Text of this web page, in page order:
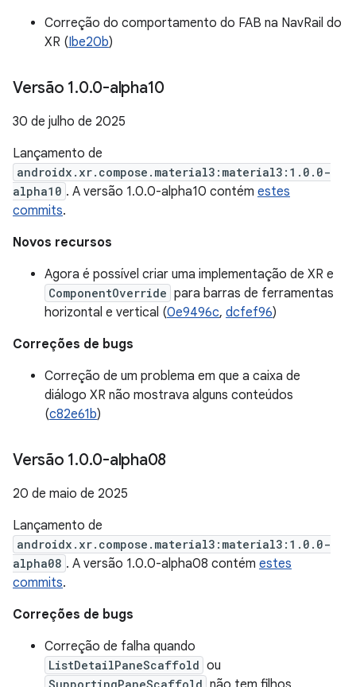
Correção do comportamento do FAB na NavRail do
XR (Ibe20b)
Versão 1.0.0-alpha10
30 de julho de 2025
Lançamento de
androidx.xr.compose.material3:material3:1.0.0-
alpha10 . A versão 1.0.0-alpha10 contém estes
commits.
Novos recursos
Agora é possível criar uma implementação de XR e
ComponentOverride para barras de ferramentas
horizontal e vertical (0e9496c, dcfef96)
Correções de bugs
Correção de um problema em que a caixa de
diálogo XR não mostrava alguns conteúdos
(c82e61b)
Versão 1.0.0-alpha08
20 de maio de 2025
Lançamento de
androidx.xr.compose.material3:material3:1.0.0-
alpha08 . A versão 1.0.0-alpha08 contém estes
commits.
Correções de bugs
Correção de falha quando
ListDetailPaneScaffold ou